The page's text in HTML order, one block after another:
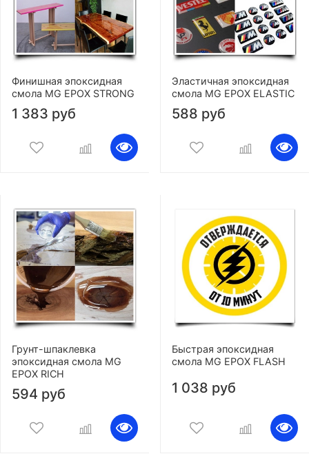
Финишная эпоксидная
смола MG EPOX STRONG
1 383 руб
Эластичная эпоксидная
смола MG EPOX ELASTIC
588 руб
Грунт-шпаклевка
эпоксидная смола MG
EPOX RICH
594 руб
Быстрая эпоксидная
смола MG EPOX FLASH
1 038 руб